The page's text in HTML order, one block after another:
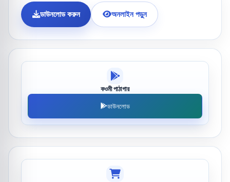
ডাউনলোড করুন অনলাইন পড়ুন
কওমী পাঠাগার
ডাউনলোড